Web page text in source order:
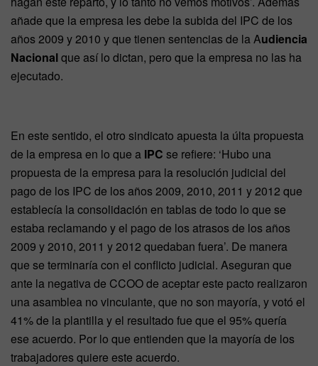
añade que la empresa les debe la subida del IPC de los
años 2009 y 2010 y que tienen sentencias de la Audiencia
Nacionalque así lo dictan, pero que la empresa no las ha
ejecutado.
En este sentido, el otro sindicato apuesta la últa propuesta
de la empresa en lo que a IPC se refiere: ‘Hubo una
propuesta de la empresa para la resolución judicial del
pago de los IPC de los años 2009, 2010, 2011 y 2012 que
establecía la consolidación en tablas de todo lo que se
estaba reclamando y el pago de los atrasos de los años
2009 y 2010, 2011 y 2012 quedaban fuera’. De manera
que se terminaría con el conflicto judicial. Aseguran que
ante la negativa de CCOO de aceptar este pacto realizaron
una asamblea no vinculante, que no son mayoría, y votó el
41% de la plantilla y el resultado fue que el 95% quería
ese acuerdo. Por lo que entienden que la mayoría de los
trabajadores quiere este acuerdo.